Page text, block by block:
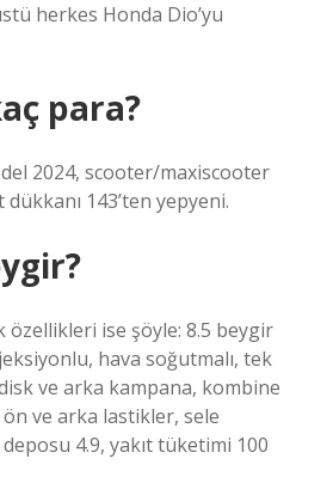
herkes Honda Dio’yu
para?
2024, scooter/maxiscooter
143’ten yepyeni.
ise şöyle: 8.5 beygir
hava soğutmalı, tek
ve arka kampana, kombine
ve arka lastikler, sele
4.9, yakıt tüketimi 100